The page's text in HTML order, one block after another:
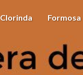
Clorinda Formosa